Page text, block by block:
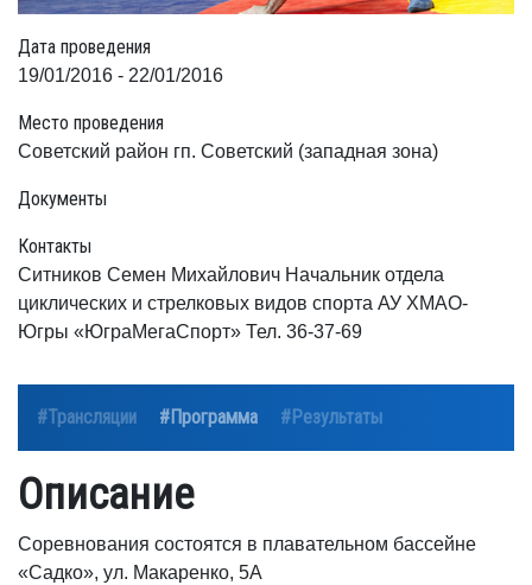
Дата проведения
19/01/2016 - 22/01/2016
Место проведения
Советский район гп. Советский (западная зона)
Документы
Контакты
Ситников Семен Михайлович Начальник отдела
циклических и стрелковых видов спорта АУ ХМАО-
Югры «ЮграМегаСпорт» Тел. 36-37-69
#Трансляции #Программа #Результаты
Описание
Соревнования состоятся в плавательном бассейне
«Садко», ул. Макаренко, 5А